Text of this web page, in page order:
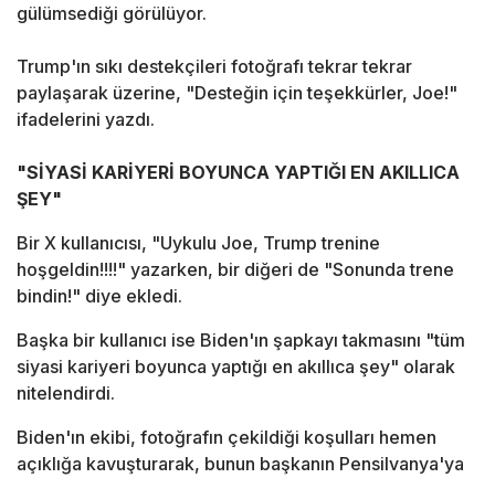
gülümsediği görülüyor.
Trump'ın sıkı destekçileri fotoğrafı tekrar tekrar
paylaşarak üzerine, "Desteğin için teşekkürler, Joe!"
ifadelerini yazdı.
"SİYASİ KARİYERİ BOYUNCA YAPTIĞI EN AKILLICA
ŞEY"
Bir X kullanıcısı, "Uykulu Joe, Trump trenine
hoşgeldin!!!!" yazarken, bir diğeri de "Sonunda trene
bindin!" diye ekledi.
Başka bir kullanıcı ise Biden'ın şapkayı takmasını "tüm
siyasi kariyeri boyunca yaptığı en akıllıca şey" olarak
nitelendirdi.
Biden'ın ekibi, fotoğrafın çekildiği koşulları hemen
açıklığa kavuşturarak, bunun başkanın Pensilvanya'ya